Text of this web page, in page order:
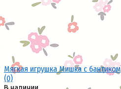
Мягкая игрушка Мишка с бантиком
(0)